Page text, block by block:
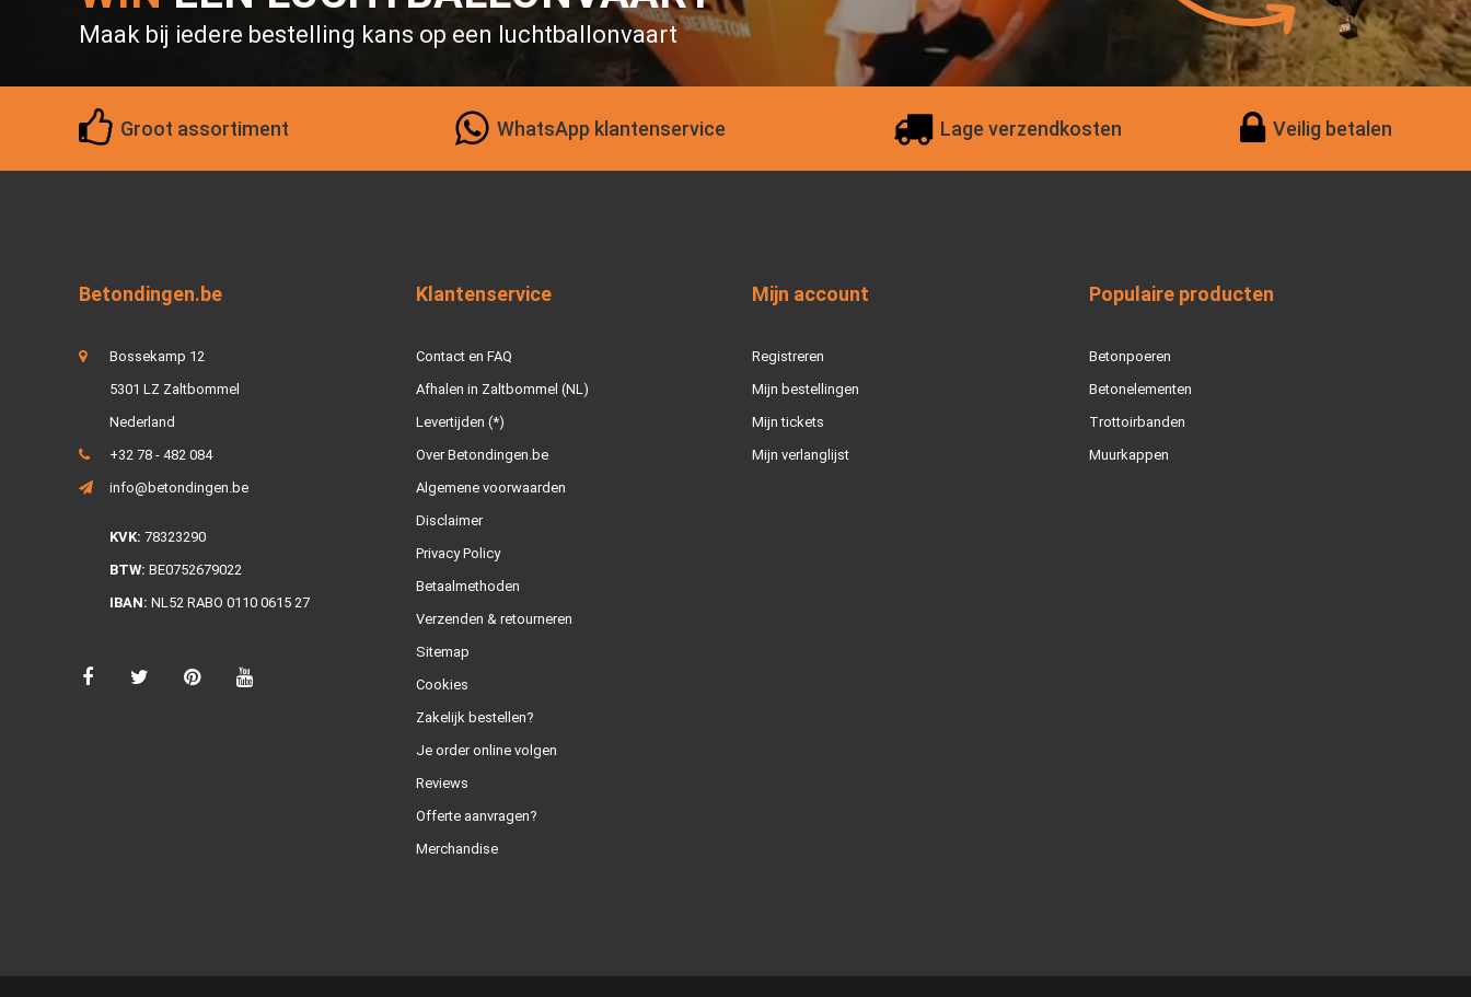
Maak bij iedere bestelling kans op een luchtballonvaart
Groot assortiment WhatsApp klantenservice Lage verzendkosten Veilig betalen
Betondingen.be
Bossekamp 12
5301 LZ Zaltbommel
Nederland
+32 78 - 482 084
info@betondingen.be
KVK: 78323290
BTW: BE0752679022
IBAN: NL52 RABO 0110 0615 27
Klantenservice
Contact en FAQ
Afhalen in Zaltbommel (NL)
Levertijden (*)
Over Betondingen.be
Algemene voorwaarden
Disclaimer
Privacy Policy
Betaalmethoden
Verzenden & retourneren
Sitemap
Cookies
Zakelijk bestellen?
Je order online volgen
Reviews
Offerte aanvragen?
Merchandise
Mijn account
Registreren
Mijn bestellingen
Mijn tickets
Mijn verlanglijst
Populaire producten
Betonpoeren
Betonelementen
Trottoirbanden
Muurkappen